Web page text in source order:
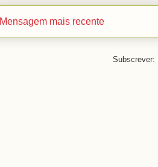
Mensagem mais recente
Subscrever: